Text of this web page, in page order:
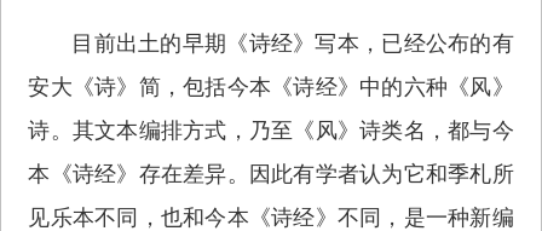
目前出土的早期《诗经》写本，已经公布的有
安大《诗》简，包括今本《诗经》中的六种《风》
诗。其文本编排方式，乃至《风》诗类名，都与今
本《诗经》存在差异。因此有学者认为它和季札所
见乐本不同，也和今本《诗经》不同，是一种新编